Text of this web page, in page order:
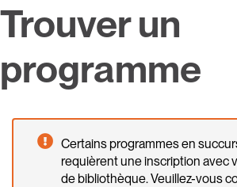
Trouver un
programme
Certains programmes en
requièrent une inscription avec
de bibliothèque. Veuillez-vous